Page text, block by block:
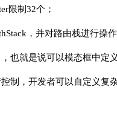
限制32个；
，并对路由栈进行操作
也就是说可以模态框中定
制，开发者可以自定义复